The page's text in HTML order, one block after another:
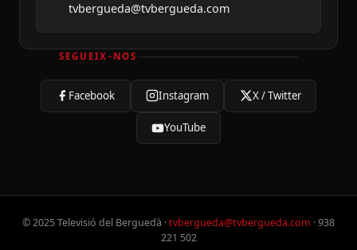
tvbergueda@tvbergueda.com
SEGUEIX-NOS
Facebook Instagram X / Twitter
YouTube
© 2025 Televisió del Berguedà ·tvbergueda@tvbergueda.com · 938
221 502